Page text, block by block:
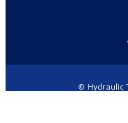
© Hydraulic